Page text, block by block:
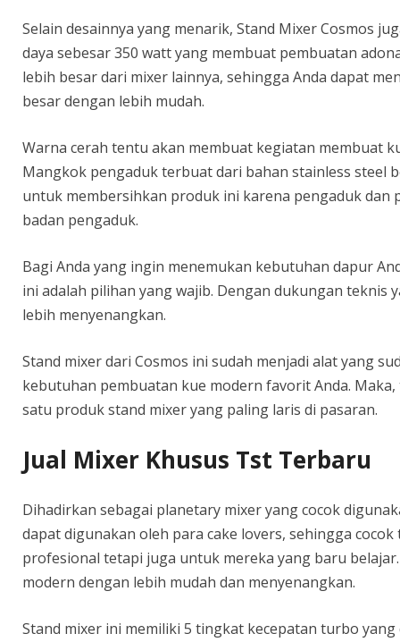
Selain desainnya yang menarik, Stand Mixer Cosmos
daya sebesar 350 watt yang membuat pembuatan
lebih besar dari mixer lainnya, sehingga Anda dapat
besar dengan lebih mudah.
Warna cerah tentu akan membuat kegiatan membuat
Mangkok pengaduk terbuat dari bahan stainless steel
untuk membersihkan produk ini karena pengaduk dan
badan pengaduk.
Bagi Anda yang ingin menemukan kebutuhan dapur
ini adalah pilihan yang wajib. Dengan dukungan teknis
lebih menyenangkan.
Stand mixer dari Cosmos ini sudah menjadi alat yang
kebutuhan pembuatan kue modern favorit Anda.
satu produk stand mixer yang paling laris di pasaran.
Jual Mixer Khusus Tst Terbaru
Dihadirkan sebagai planetary mixer yang cocok
dapat digunakan oleh para cake lovers, sehingga
profesional tetapi juga untuk mereka yang baru
modern dengan lebih mudah dan menyenangkan.
Stand mixer ini memiliki 5 tingkat kecepatan turbo